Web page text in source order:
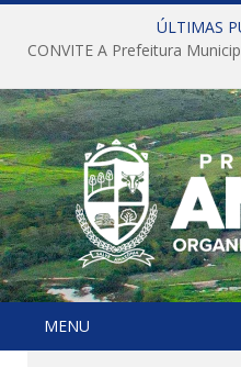
ÚLTIMAS
MENU